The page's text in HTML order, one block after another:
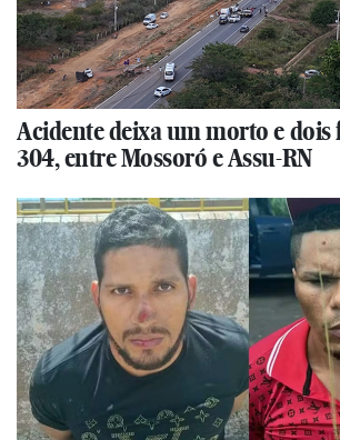
Acidente deixa um morto e dois
304, entre Mossoró e Assu-RN